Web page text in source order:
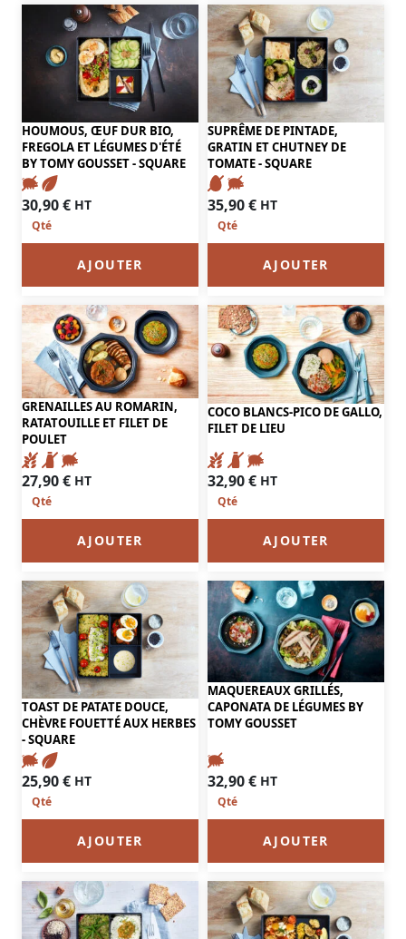
HOUMOUS, ŒUF DUR BIO,
FREGOLA ET LÉGUMES D'ÉTÉ
BY TOMY GOUSSET - SQUARE
30,90€ HT
AJOUTER
SUPRÊME DE PINTADE,
GRATIN ET CHUTNEY DE
TOMATE - SQUARE
35,90€ HT
AJOUTER
GRENAILLES AU ROMARIN,
RATATOUILLE ET FILET DE
POULET
27,90€ HT
AJOUTER
COCO BLANCS-PICO DE GALLO,
FILET DE LIEU
32,90€ HT
AJOUTER
TOAST DE PATATE DOUCE,
CHÈVRE FOUETTÉ AUX HERBES
- SQUARE
25,90€ HT
AJOUTER
MAQUEREAUX GRILLÉS,
CAPONATA DE LÉGUMES BY
TOMY GOUSSET
32,90€ HT
AJOUTER